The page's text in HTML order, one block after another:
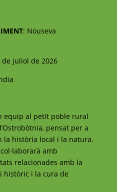
: Nouseva
de juliol de 2026
equip al petit poble rural
pensat per a
la història local i la natura.
amb
relacionades amb la
històric i la cura de